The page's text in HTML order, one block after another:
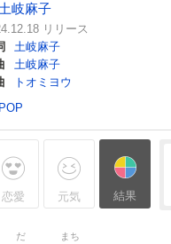
土岐麻子
リリース
土岐麻子
土岐麻子
トオミヨウ
恋愛 元気 結果
だ まち